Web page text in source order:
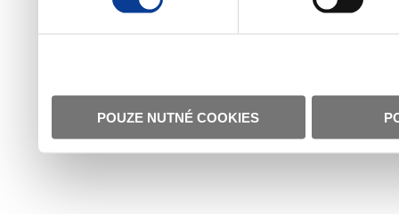
POUZE NUTNÉ COOKIES